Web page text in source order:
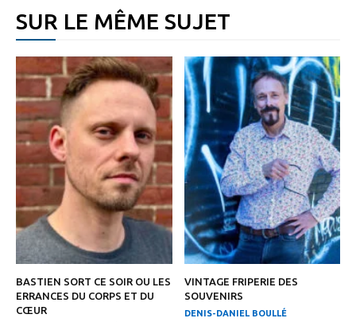
SUR LE MÊME SUJET
BASTIEN SORT CE SOIR OU LES
ERRANCES DU CORPS ET DU
CŒUR
VINTAGE FRIPERIE DES
SOUVENIRS
DENIS-DANIEL BOULLÉ